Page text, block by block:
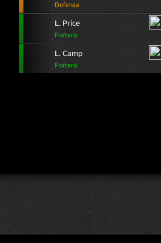
Defensa
L. Price
Portero
L. Camp
Portero